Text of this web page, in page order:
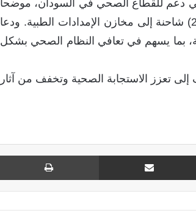
دعم للقطاع الصحي في السودان، موضحاً
أن المنظمة شرعت في تسليم المنحة التي وصلت منها حتى الآن (21) شاحنة إلى مخازن الإمدادات الطبية. ودعا
بما يسهم في تعافي النظام الصحي بشكل
إلى تعزز الاستجابة الصحية وتخفف من آثار
مشاركة عبر البريد